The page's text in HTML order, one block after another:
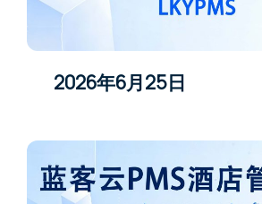
2026年6月25日